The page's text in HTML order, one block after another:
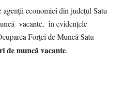
economici din județul Satu
vacante, în evidențele
Forței de Muncă Satu
de muncă vacante.